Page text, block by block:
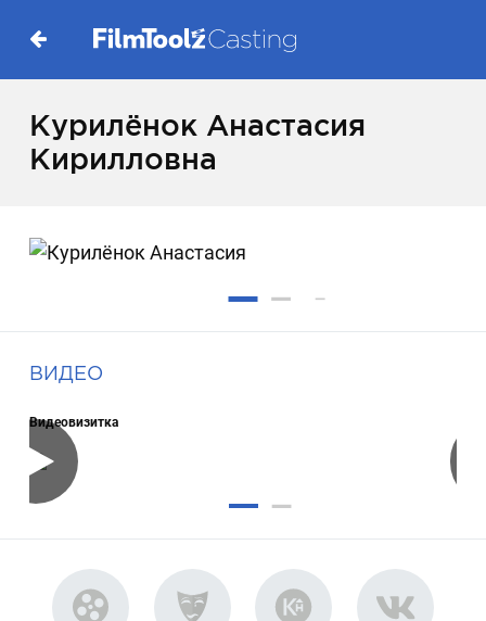
Курилёнок Анастасия
Кирилловна
ВИДЕО
Видеовизитка